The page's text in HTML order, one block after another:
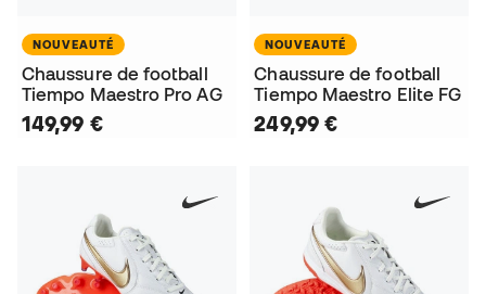
NOUVEAUTÉ
Chaussure de football
Tiempo Maestro Pro AG
149,99 €
NOUVEAUTÉ
Chaussure de football
Tiempo Maestro Elite FG
249,99 €